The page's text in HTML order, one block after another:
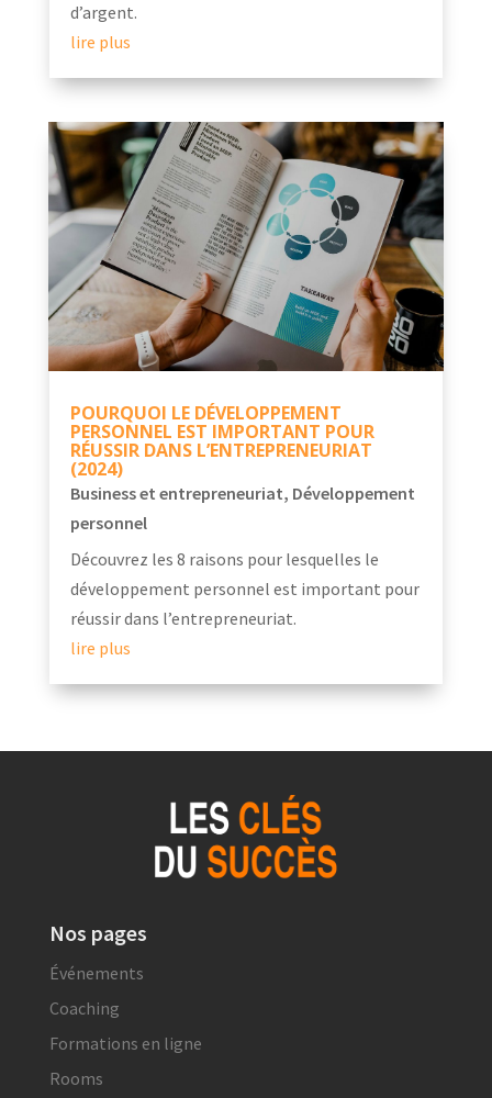
d’argent.
lire plus
POURQUOI LE DÉVELOPPEMENT
PERSONNEL EST IMPORTANT POUR
RÉUSSIR DANS L’ENTREPRENEURIAT
(2024)
Business et entrepreneuriat, Développement
personnel
Découvrez les 8 raisons pour lesquelles le
développement personnel est important pour
réussir dans l’entrepreneuriat.
lire plus
Nos pages
Événements
Coaching
Formations en ligne
Rooms